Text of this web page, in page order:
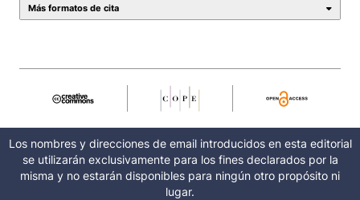
Más formatos de cita
Los nombres y direcciones de email introducidos en esta editorial
se utilizarán exclusivamente para los fines declarados por la
misma y no estarán disponibles para ningún otro propósito ni
lugar.